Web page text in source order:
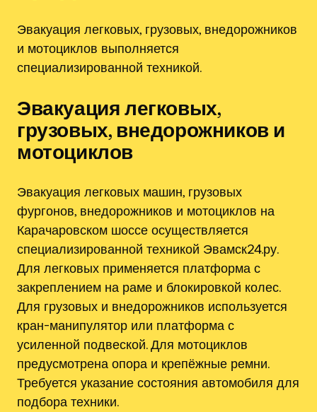
Эвакуация легковых, грузовых, внедорожников
и мотоциклов выполняется
специализированной техникой.
Эвакуация легковых,
грузовых, внедорожников и
мотоциклов
Эвакуация легковых машин, грузовых
фургонов, внедорожников и мотоциклов на
Карачаровском шоссе осуществляется
специализированной техникой Эвамск24.ру.
Для легковых применяется платформа с
закреплением на раме и блокировкой колес.
Для грузовых и внедорожников используется
кран-манипулятор или платформа с
усиленной подвеской. Для мотоциклов
предусмотрена опора и крепёжные ремни.
Требуется указание состояния автомобиля для
подбора техники.